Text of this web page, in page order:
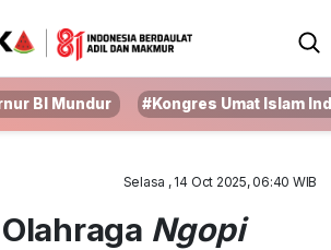
BI Mundur #Kongres Umat Islam
Selasa , 14 Oct 2025, 06:40 WIB
Ngopi